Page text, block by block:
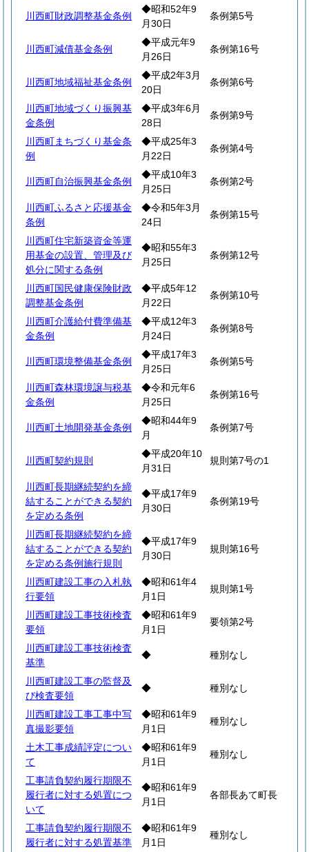
川西町財政調整基金条例
◆昭和52年9
月30日
条例第5号
川西町減債基金条例
◆平成元年9
月26日
条例第16号
川西町地域福祉基金条例
◆平成2年3月
20日
条例第6号
川西町地域づくり振興基
金条例
◆平成3年6月
28日
条例第9号
川西町まちづくり基金条
例
◆平成25年3
月22日
条例第4号
川西町自治振興基金条例
◆平成10年3
月25日
条例第2号
川西町ふるさと応援基金
条例
◆令和5年3月
24日
条例第15号
川西町住宅新築資金等運
用基金の設置、管理及び
処分に関する条例
◆昭和55年3
月25日
条例第12号
川西町国民健康保険財政
調整基金条例
◆平成5年12
月22日
条例第10号
川西町介護給付費準備基
金条例
◆平成12年3
月24日
条例第8号
川西町環境整備基金条例
◆平成17年3
月25日
条例第5号
川西町森林環境譲与税基
金条例
◆令和元年6
月25日
条例第16号
川西町土地開発基金条例
◆昭和44年9
月
条例第7号
川西町契約規則
◆平成20年10
月31日
規則第7号の1
川西町長期継続契約を締
結することができる契約
を定める条例
◆平成17年9
月30日
条例第19号
川西町長期継続契約を締
結することができる契約
を定める条例施行規則
◆平成17年9
月30日
規則第16号
川西町建設工事の入札執
行要領
◆昭和61年4
月1日
規則第1号
川西町建設工事技術検査
要領
◆昭和61年9
月1日
要領第2号
川西町建設工事技術検査
基準
◆ 種別なし
川西町建設工事の監督及
び検査要領
◆ 種別なし
川西町建設工事工事中写
真撮影要領
◆昭和61年9
月1日
種別なし
土木工事成績評定につい
て
◆昭和61年9
月1日
種別なし
工事請負契約履行期限不
履行者に対する処置につ
いて
◆昭和61年9
月1日
各部長あて町長
工事請負契約履行期限不
履行者に対する処置基準
◆昭和61年9
月1日
種別なし